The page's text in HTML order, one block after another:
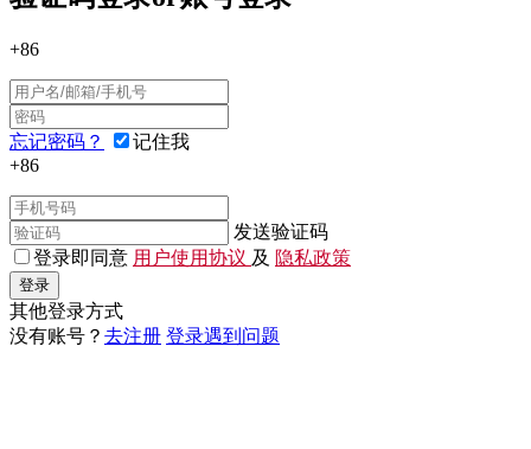
+86
忘记密码？
记住我
+86
发送验证码
登录即同意 用户使用协议 及 隐私政策
登录
其他登录方式
没有账号？ 去注册 登录遇到问题